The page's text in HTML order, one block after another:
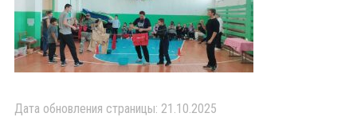
Дата обновления страницы: 21.10.2025